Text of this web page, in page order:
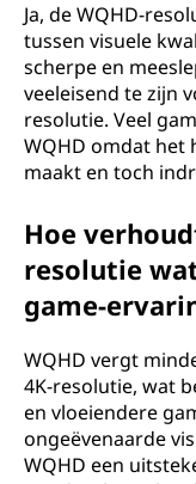
Ja, de WQHD-
tussen visuele
scherpe en
veeleisend te zijn
resolutie. Veel
WQHD omdat het
maakt en toch
Hoe
resolutie
game-
WQHD vergt
4K-resolutie, wat
en vloeiendere
ongeëvenaarde
WQHD een